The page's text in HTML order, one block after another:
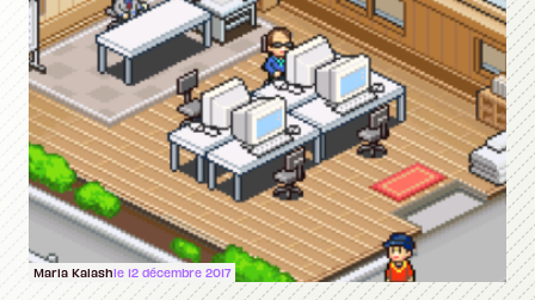
Maria Kalashle 12 décembre 2017